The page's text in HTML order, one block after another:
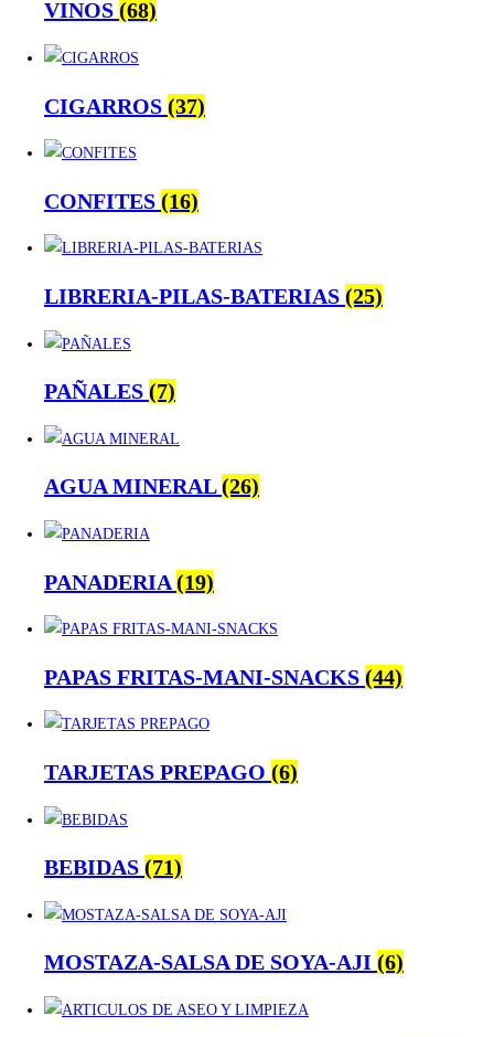
VINOS (68)
CIGARROS (37)
CONFITES (16)
LIBRERIA-PILAS-BATERIAS (25)
PAÑALES (7)
AGUA MINERAL(26)
PANADERIA(19)
PAPAS FRITAS-MANI-SNACKS (44)
TARJETAS PREPAGO (6)
BEBIDAS (71)
MOSTAZA-SALSA DE SOYA-AJI (6)